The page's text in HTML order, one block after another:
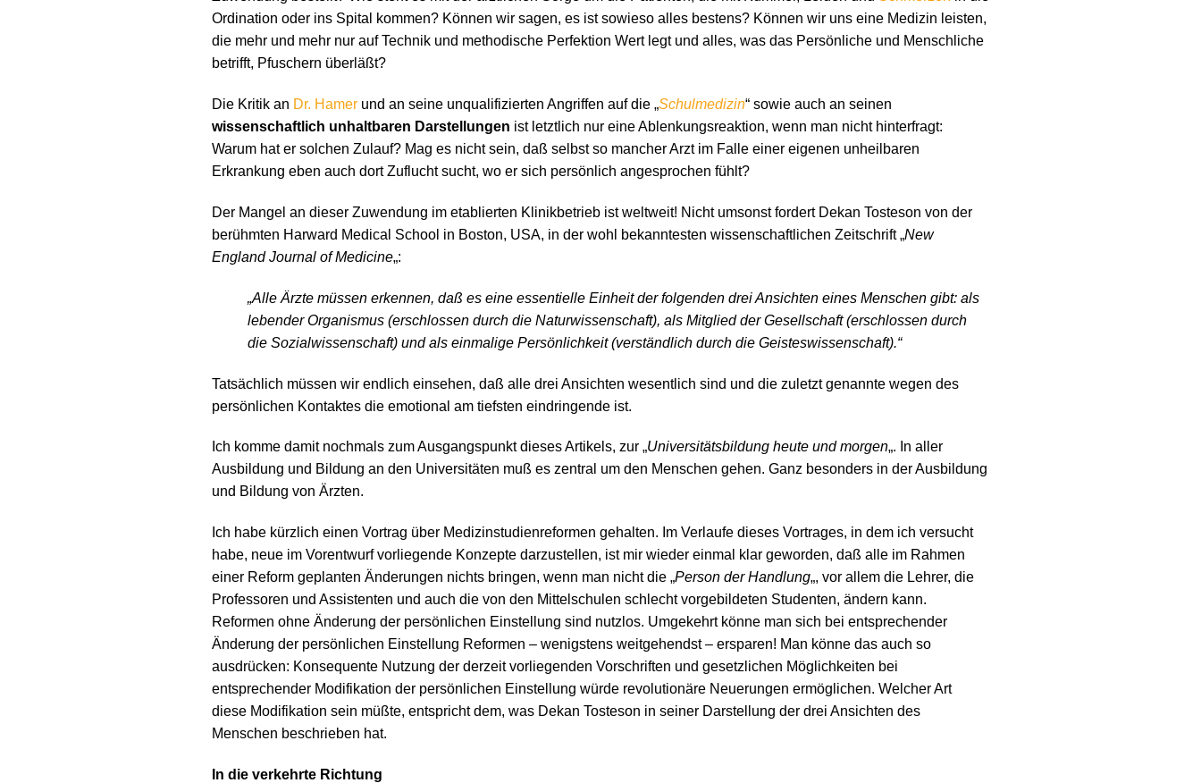
Ordination oder ins Spital kommen? Können wir sagen, es ist sowieso alles bestens? Können wir uns eine Medizin leisten,
die mehr und mehr nur auf Technik und methodische Perfektion Wert legt und alles, was das Persönliche und Menschliche
betrifft, Pfuschern überläßt?
Die Kritik an Dr. Hamer und an seine unqualifizierten Angriffen auf die „Schulmedizin“ sowie auch an seinen
wissenschaftlich unhaltbaren Darstellungen ist letztlich nur eine Ablenkungsreaktion, wenn man nicht hinterfragt:
Warum hat er solchen Zulauf? Mag es nicht sein, daß selbst so mancher Arzt im Falle einer eigenen unheilbaren
Erkrankung eben auch dort Zuflucht sucht, wo er sich persönlich angesprochen fühlt?
Der Mangel an dieser Zuwendung im etablierten Klinikbetrieb ist weltweit! Nicht umsonst fordert Dekan Tosteson von der
berühmten Harward Medical School in Boston, USA, in der wohl bekanntesten wissenschaftlichen Zeitschrift „New
England Journal of Medicine„:
„Alle Ärzte müssen erkennen, daß es eine essentielle Einheit der folgenden drei Ansichten eines Menschen gibt: als
lebender Organismus (erschlossen durch die Naturwissenschaft), als Mitglied der Gesellschaft (erschlossen durch
die Sozialwissenschaft) und als einmalige Persönlichkeit (verständlich durch die Geisteswissenschaft).“
Tatsächlich müssen wir endlich einsehen, daß alle drei Ansichten wesentlich sind und die zuletzt genannte wegen des
persönlichen Kontaktes die emotional am tiefsten eindringende ist.
Ich komme damit nochmals zum Ausgangspunkt dieses Artikels, zur „Universitätsbildung heute und morgen„. In aller
Ausbildung und Bildung an den Universitäten muß es zentral um den Menschen gehen. Ganz besonders in der Ausbildung
und Bildung von Ärzten.
Ich habe kürzlich einen Vortrag über Medizinstudienreformen gehalten. Im Verlaufe dieses Vortrages, in dem ich versucht
habe, neue im Vorentwurf vorliegende Konzepte darzustellen, ist mir wieder einmal klar geworden, daß alle im Rahmen
einer Reform geplanten Änderungen nichts bringen, wenn man nicht die „Person der Handlung„, vor allem die Lehrer, die
Professoren und Assistenten und auch die von den Mittelschulen schlecht vorgebildeten Studenten, ändern kann.
Reformen ohne Änderung der persönlichen Einstellung sind nutzlos. Umgekehrt könne man sich bei entsprechender
Änderung der persönlichen Einstellung Reformen – wenigstens weitgehendst – ersparen! Man könne das auch so
ausdrücken: Konsequente Nutzung der derzeit vorliegenden Vorschriften und gesetzlichen Möglichkeiten bei
entsprechender Modifikation der persönlichen Einstellung würde revolutionäre Neuerungen ermöglichen. Welcher Art
diese Modifikation sein müßte, entspricht dem, was Dekan Tosteson in seiner Darstellung der drei Ansichten des
Menschen beschrieben hat.
In die verkehrte Richtung